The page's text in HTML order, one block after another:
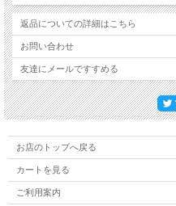
返品についての詳細はこちら
お問い合わせ
友達にメールですすめる
お店のトップへ戻る
カートを見る
ご利用案内